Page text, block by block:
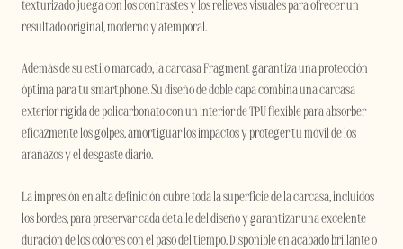
texturizado juega con los contrastes y los relieves visuales para ofrecer un
resultado original, moderno y atemporal.
Además de su estilo marcado, la carcasa Fragment garantiza una protección
óptima para tu smartphone. Su diseño de doble capa combina una carcasa
exterior rígida de policarbonato con un interior de TPU flexible para absorber
eficazmente los golpes, amortiguar los impactos y proteger tu móvil de los
arañazos y el desgaste diario.
La impresión en alta definición cubre toda la superficie de la carcasa, incluidos
los bordes, para preservar cada detalle del diseño y garantizar una excelente
duración de los colores con el paso del tiempo. Disponible en acabado brillante o